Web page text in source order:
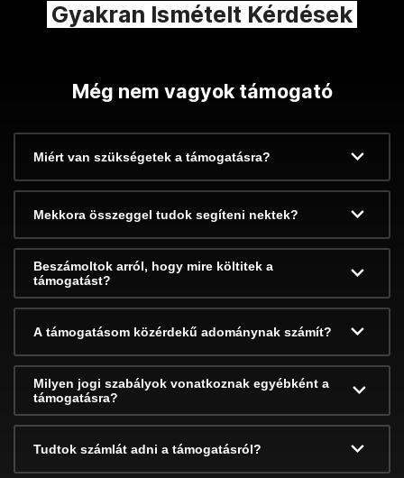
Gyakran Ismételt Kérdések
Még nem vagyok támogató
Miért van szükségetek a támogatásra?
Mekkora összeggel tudok segíteni nektek?
Beszámoltok arról, hogy mire költitek a
támogatást?
A támogatásom közérdekű adománynak számít?
Milyen jogi szabályok vonatkoznak egyébként a
támogatásra?
Tudtok számlát adni a támogatásról?